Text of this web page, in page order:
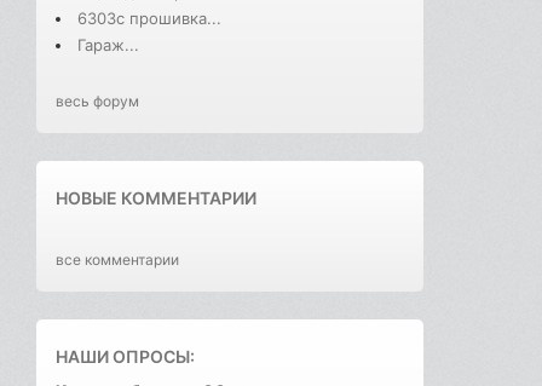
6303с прошивка...
Гараж...
весь форум
НОВЫЕ КОММЕНТАРИИ
все комментарии
НАШИ ОПРОСЫ: